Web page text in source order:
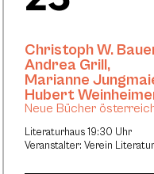
Literaturhaus 19:30 Uhr
Veranstalter: Verein
Christoph W.
Andrea Grill,
Marianne
Hubert
Neue Bücher